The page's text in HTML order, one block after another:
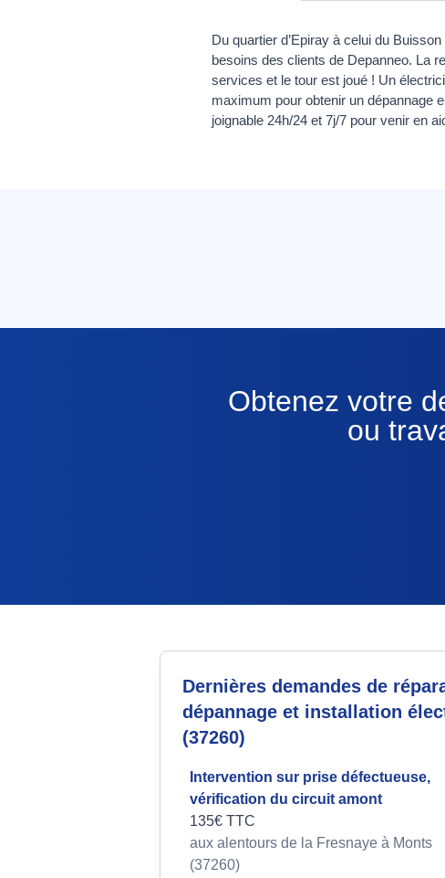
Du quartier d’Epiray à celui du
besoins des clients de Depanneo. La
services et le tour est joué ! Un
maximum pour obtenir un dépannage
joignable 24h/24 et 7j/7 pour venir en
Obtenez votre
ou
Dernières demandes de
dépannage et installation
(37260)
Intervention sur prise défectueuse,
vérification du circuit amont
135€ TTC
aux alentours de la Fresnaye à Monts
(37260)